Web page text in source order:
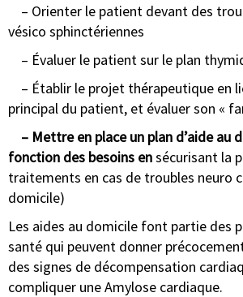
– Orienter le patient devant des
vésico sphinctériennes
– Évaluer le patient sur le plan
– Établir le projet thérapeutique en
principal du patient, et évaluer son «
– Mettre en place un plan d’aide au
fonction des besoins ensécurisant la
traitements en cas de troubles neuro
domicile)
Les aides au domicile font partie des
santé qui peuvent donner
des signes de décompensation
compliquer une Amylose cardiaque.